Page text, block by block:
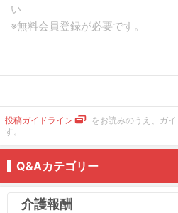
投稿ガイドライン
をお読みのうえ、ガ
す。
Q&Aカテゴリー
介護報酬